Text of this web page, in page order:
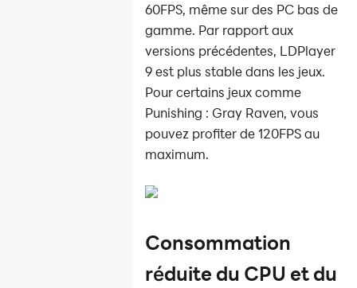
60FPS, même sur des PC bas de
gamme. Par rapport aux
versions précédentes, LDPlayer
9 est plus stable dans les jeux.
Pour certains jeux comme
Punishing : Gray Raven, vous
pouvez profiter de 120FPS au
maximum.
Consommation
réduite du CPU et du